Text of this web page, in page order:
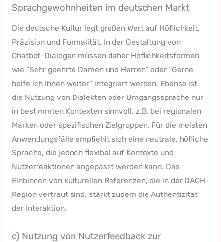
Sprachgewohnheiten im deutschen Markt
Die deutsche Kultur legt großen Wert auf Höflichkeit,
Präzision und Formalität. In der Gestaltung von
Chatbot-Dialogen müssen daher Höflichkeitsformen
wie “Sehr geehrte Damen und Herren” oder “Gerne
helfe ich Ihnen weiter” integriert werden. Ebenso ist
die Nutzung von Dialekten oder Umgangssprache nur
in bestimmten Kontexten sinnvoll, z.B. bei regionalen
Marken oder spezifischen Zielgruppen. Für die meisten
Anwendungsfälle empfiehlt sich eine neutrale, höfliche
Sprache, die jedoch flexibel auf Kontexte und
Nutzerreaktionen angepasst werden kann. Das
Einbinden von kulturellen Referenzen, die in der DACH-
Region vertraut sind, stärkt zudem die Authentizität
der Interaktion.
c) Nutzung von Nutzerfeedback zur